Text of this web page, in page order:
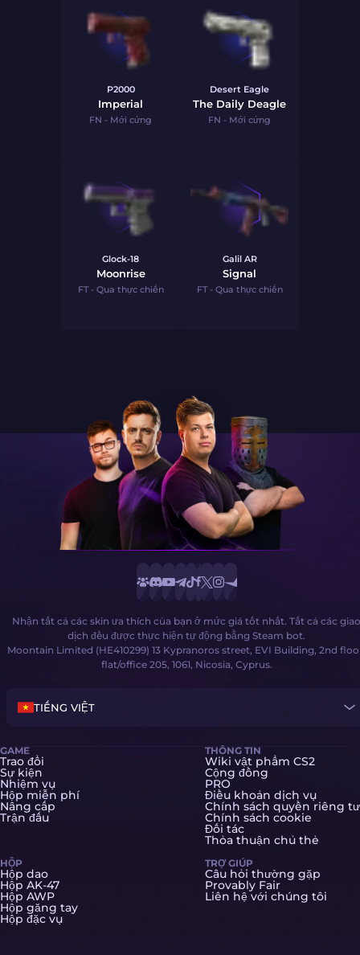
P2000
Imperial
FN - Mới cứng
Desert Eagle
The Daily Deagle
FN - Mới cứng
Glock-18
Moonrise
FT - Qua thực chiến
Galil AR
Signal
FT - Qua thực chiến
Nhận tất cả các skin ưa thích của bạn ở mức giá tốt nhất. Tất cả các giao
dịch đều được thực hiện tự động bằng Steam bot.
Moontain Limited (HE410299) 13 Kypranoros street, EVI Building, 2nd
flat/office 205, 1061, Nicosia, Cyprus.
TIẾNG VIỆT
GAME
Trao đổi
Sự kiện
Nhiệm vụ
Hộp miễn phí
Nâng cấp
Trận đấu
HỘP
Hộp dao
Hộp AK-47
Hộp AWP
Hộp găng tay
Hộp đặc vụ
THÔNG TIN
Wiki vật phẩm CS2
Cộng đồng
PRO
Điều khoản dịch vụ
Chính sách quyền riêng tư
Chính sách cookie
Đối tác
Thỏa thuận chủ thẻ
TRỢ GIÚP
Câu hỏi thường gặp
Provably Fair
Liên hệ với chúng tôi